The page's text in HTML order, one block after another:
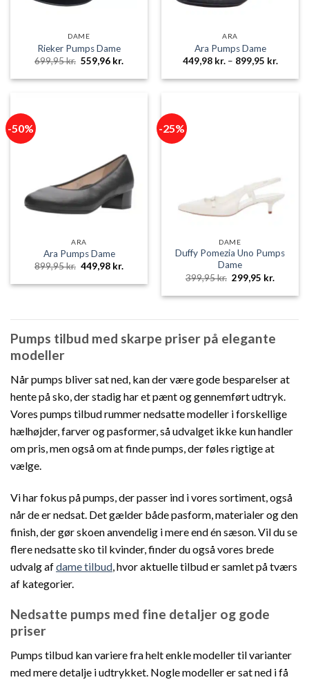
DAME
Rieker Pumps Dame
699,95kr. Den
oprindelige
pris
559,96 kr.
pris
559,96 kr..
ARA
Ara Pumps Dame
449,98 kr. – 899,95 kr.
til
-50%
ARA
Ara Pumps Dame
899,95kr. Den
oprindelige
pris
449,98 kr.Den
pris
449,98 kr..
-25%
DAME
Duffy Pomezia Uno Pumps
Dame
399,95kr. Den
oprindelige
pris
299,95 kr.
pris
Pumps tilbud med skarpe priser på elegante
modeller
Når pumps bliver sat ned, kan der være gode besparelser at
hente på sko, der stadig har et pænt og gennemført udtryk.
Vores pumps tilbud rummer nedsatte modeller i forskellige
hælhøjder, farver og pasformer, så udvalget ikke kun handler
om pris, men også om at finde pumps, der føles rigtige at
vælge.
Vi har fokus på pumps, der passer ind i vores sortiment, også
når de er nedsat. Det gælder både pasform, materialer og den
finish, der gør skoen anvendelig i mere end én sæson. Vil du se
flere nedsatte sko til kvinder, finder du også vores brede
udvalg afdame tilbud , hvor aktuelle tilbud er samlet på tværs
af kategorier.
Nedsatte pumps med fine detaljer og gode
priser
Pumps tilbud kan variere fra helt enkle modeller til varianter
med mere detalje i udtrykket. Nogle modeller er sat ned i få